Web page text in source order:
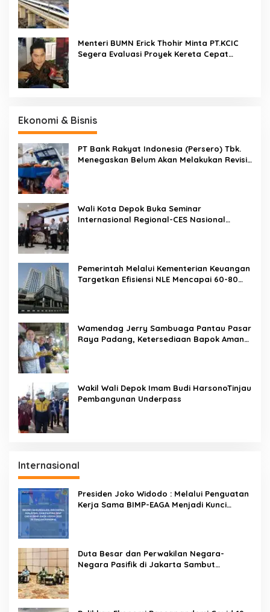
Menteri BUMN Erick Thohir Minta PT.KCIC
Segera Evaluasi Proyek Kereta Cepat
Ekonomi & Bisnis
PT Bank Rakyat Indonesia (Persero) Tbk.
Menegaskan Belum Akan Melakukan Revisi
Wali Kota Depok Buka Seminar
Internasional Regional-CES Nasional
Pemerintah Melalui Kementerian Keuangan
Targetkan Efisiensi NLE Mencapai 60-80
Wamendag Jerry Sambuaga Pantau Pasar
Raya Padang, Ketersediaan Bapok Aman
Wakil Wali Depok Imam Budi HarsonoTinjau
Pembangunan Underpass
Internasional
Presiden Joko Widodo : Melalui Penguatan
Kerja Sama BIMP-EAGA Menjadi Kunci
Duta Besar dan Perwakilan Negara-
Negara Pasifik di Jakarta Sambut